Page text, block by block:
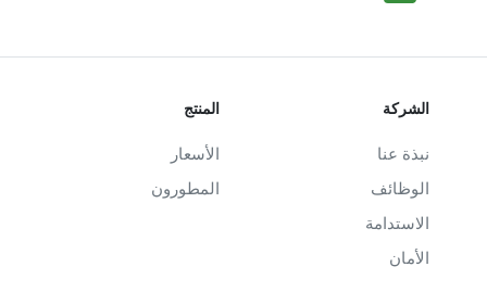
الشركة
نبذة عنا
الوظائف
الاستدامة
الأمان
المنتج
الأسعار
المطورون